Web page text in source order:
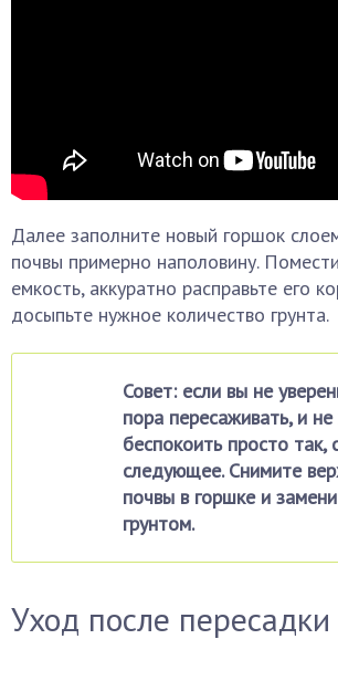
Далее заполните новый горшок
почвы примерно наполовину.
емкость, аккуратно расправьте его
досыпьте нужное количество грунта.
Совет: если вы не
пора пересаживать, и
беспокоить просто так,
следующее. Снимите
почвы в горшке и
грунтом.
Уход после пересадки